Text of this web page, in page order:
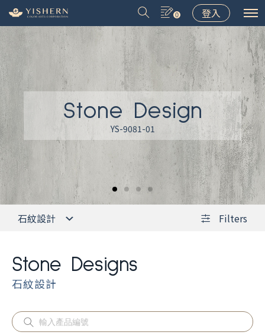
0 登入
＃9075
Stone Design
YS-9081-01
石紋設計 Filters
Stone Designs
石紋設計